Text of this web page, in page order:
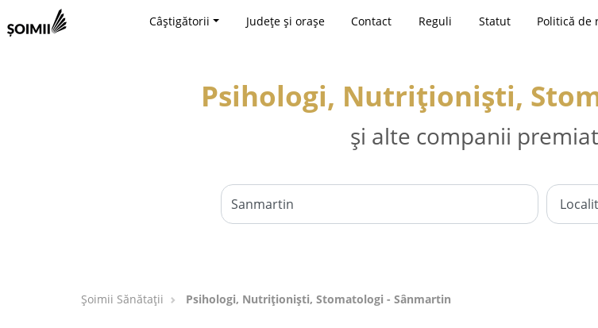
Câștigătorii Județe și orașe Contact Reguli Statut Politică de
Psihologi, Nutriționiști,
și alte companii
Şoimii Sănătații Psihologi, Nutriționiști, Stomatologi - Sânmartin